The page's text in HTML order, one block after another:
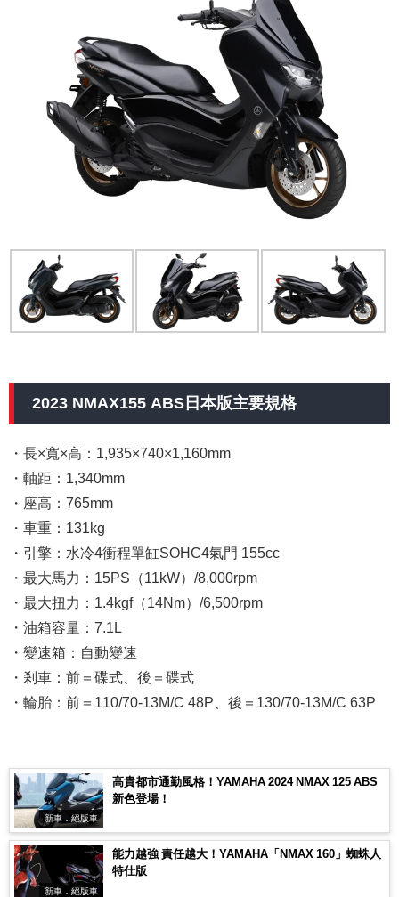
2023 NMAX155 ABS日本版主要規格
・長×寬×高：1,935×740×1,160mm
・軸距：1,340mm
・座高：765mm
・車重：131kg
・引擎：水冷4衝程單缸SOHC4氣門 155cc
・最大馬力：15PS（11kW）/8,000rpm
・最大扭力：1.4kgf（14Nm）/6,500rpm
・油箱容量：7.1L
・變速箱：自動變速
・剎車：前＝碟式、後＝碟式
・輪胎：前＝110/70-13M/C 48P、後＝130/70-13M/C 63P
新車．絕版車
高貴都市通勤風格！YAMAHA 2024 NMAX 125 ABS
新色登場！
新車．絕版車
能力越強 責任越大！YAMAHA「NMAX 160」蜘蛛人
特仕版